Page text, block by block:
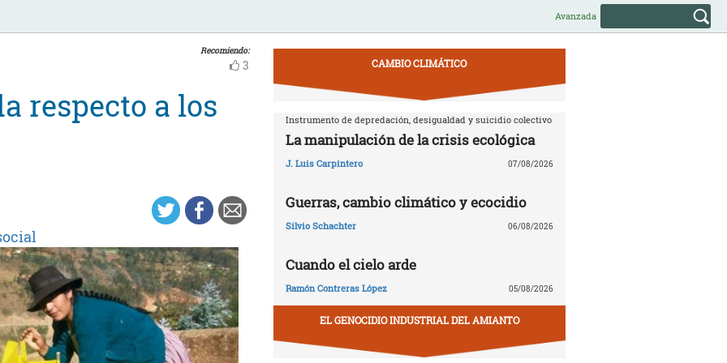
Avanzada
Recomiendo:
3
respecto a los
CAMBIO CLIMÁTICO
Instrumento de depredación, desigualdad y suicidio colectivo
La manipulación de la crisis ecológica
J. Luis Carpintero 07/08/2026
Guerras, cambio climático y ecocidio
Silvio Schachter 06/08/2026
Cuando el cielo arde
Ramón Contreras López 05/08/2026
EL GENOCIDIO INDUSTRIAL DEL AMIANTO